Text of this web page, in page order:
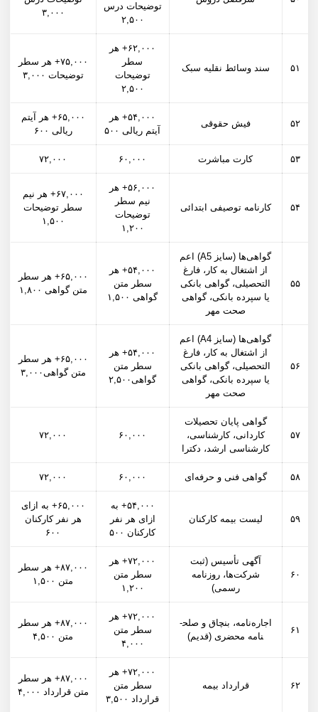
توضیحات درس
۲,۵۰۰
۳,۰۰۰
۵۱ سند وسائط نقلیه سبک
۶۲,۰۰۰+ هر
سطر
توضیحات
۲,۵۰۰
۷۵,۰۰۰+ هر سطر
توضیحات ۳,۰۰۰
۵۲ فیش حقوقی
۵۴,۰۰۰+ هر
آیتم ریالی ۵۰۰
۶۵,۰۰۰+ هر آیتم
ریالی ۶۰۰
۵۳ کارت مباشرت ۶۰,۰۰۰ ۷۲,۰۰۰
۵۴ کارنامه توصیفی ابتدائی
۵۶,۰۰۰+ هر
نیم سطر
توضیحات
۱,۲۰۰
۶۷,۰۰۰+ هر نیم
سطر توضیحات
۱,۵۰۰
۵۵
گواهی‌ها (سایز A5) اعم
از اشتغال به کار، فارغ
التحصیلی، گواهی بانکی
یا سپرده بانکی، گواهی
صحت مهر
۵۴,۰۰۰+ هر
سطر متن
گواهی ۱,۵۰۰
۶۵,۰۰۰+ هر سطر
متن گواهی ۱,۸۰۰
۵۶
گواهی‌ها (سایز A4) اعم
از اشتغال به کار، فارغ
التحصیلی، گواهی بانکی
یا سپرده بانکی، گواهی
صحت مهر
۵۴,۰۰۰+ هر
سطر متن
گواهی۲,۵۰۰
۶۵,۰۰۰+ هر سطر
متن گواهی۳,۰۰۰
۵۷
گواهی پایان تحصیلات
کاردانی، کارشناسی،
کارشناسی ارشد، دکترا
۶۰,۰۰۰ ۷۲,۰۰۰
۵۸ گواهی فنی و حرفه‌ای ۶۰,۰۰۰ ۷۲,۰۰۰
۵۹ لیست بیمه کارکنان
۵۴,۰۰۰+ به
ازای هر نفر
کارکنان ۵۰۰
۶۵,۰۰۰+ به ازای
هر نفر کارکنان
۶۰۰
۶۰
آگهی تأسیس (ثبت
شرکت­‌ها، روزنامه
رسمی)
۷۲,۰۰۰+ هر
سطر متن
۱,۲۰۰
۸۷,۰۰۰+ هر سطر
متن ۱,۵۰۰
۶۱
اجاره‌نامه، بنچاق و صلح­
نامه محضری (قدیم)
۷۲,۰۰۰+ هر
سطر متن
۴,۰۰۰
۸۷,۰۰۰+ هر سطر
متن ۴,۵۰۰
۶۲ قرارداد بیمه
۷۲,۰۰۰+ هر
سطر متن
قرارداد ۳,۵۰۰
۸۷,۰۰۰+ هر سطر
متن قرارداد ۴,۰۰۰